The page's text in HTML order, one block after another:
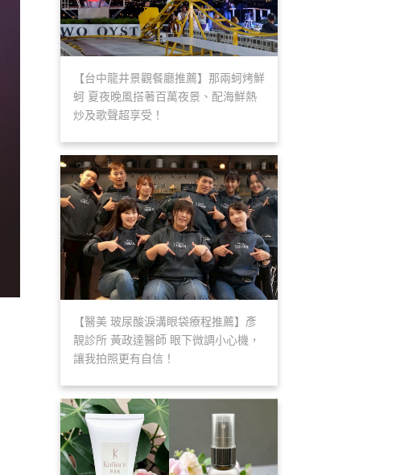
【台中龍井景觀餐廳推薦】那兩蚵烤鮮
蚵 夏夜晚風搭著百萬夜景、配海鮮熱
炒及歌聲超享受！
【醫美 玻尿酸淚溝眼袋療程推薦】彥
靚診所 黃政達醫師 眼下微調小心機，
讓我拍照更有自信！